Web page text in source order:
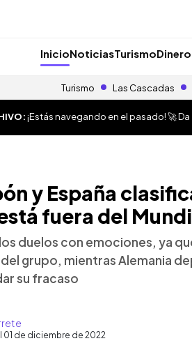
InicioNoticiasTurismo
Turismo Las Cascadas
¡Estás navegando en el pasado! 🚀
y España
fuera del
duelos con emociones, ya
grupo, mientras Alemania
su fracaso
01 de diciembre de 2022